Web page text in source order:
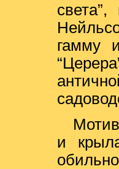
гамму
и